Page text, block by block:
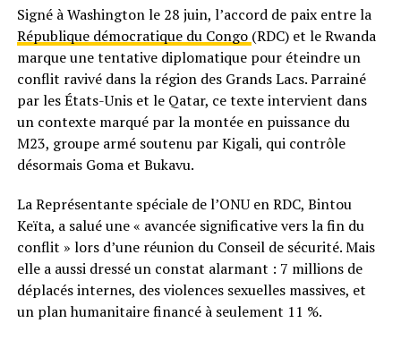
Signé à Washington le 28 juin, l’accord de paix entre la
République démocratique du Congo (RDC) et le Rwanda
marque une tentative diplomatique pour éteindre un
conflit ravivé dans la région des Grands Lacs. Parrainé
par les États-Unis et le Qatar, ce texte intervient dans
un contexte marqué par la montée en puissance du
M23, groupe armé soutenu par Kigali, qui contrôle
désormais Goma et Bukavu.
La Représentante spéciale de l’ONU en RDC, Bintou
Keïta, a salué une « avancée significative vers la fin du
conflit » lors d’une réunion du Conseil de sécurité. Mais
elle a aussi dressé un constat alarmant : 7 millions de
déplacés internes, des violences sexuelles massives, et
un plan humanitaire financé à seulement 11 %.